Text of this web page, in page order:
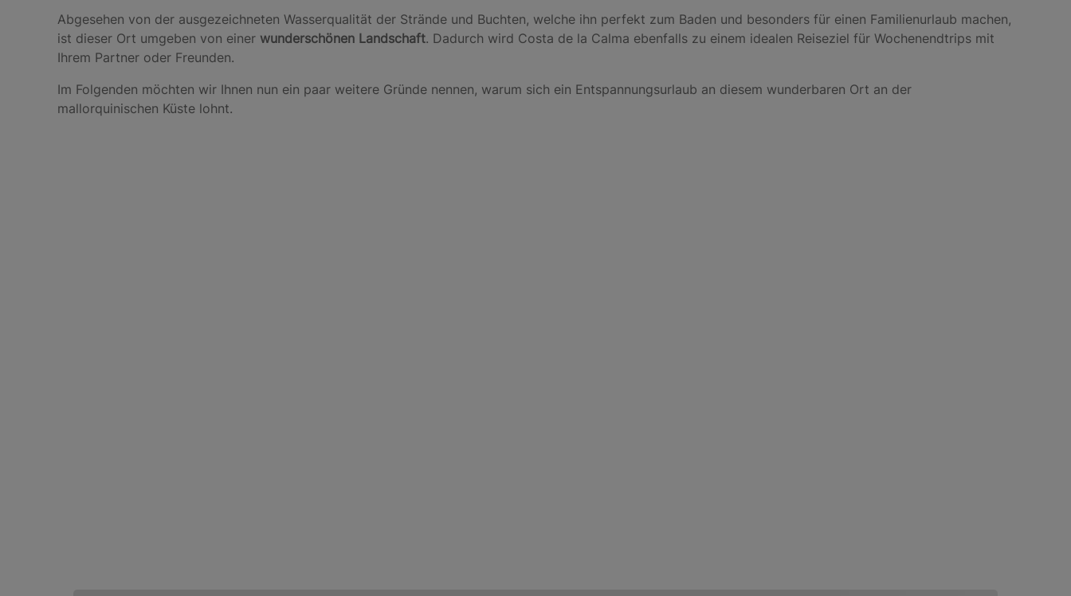
Abgesehen von der ausgezeichneten Wasserqualität der Strände und Buchten, welche ihn perfekt zum Baden und besonders für einen Familienurlaub machen,
ist dieser Ort umgeben von einer wunderschönen Landschaft. Dadurch wird Costa de la Calma ebenfalls zu einem idealen Reiseziel für Wochenendtrips mit
Ihrem Partner oder Freunden.
Im Folgenden möchten wir Ihnen nun ein paar weitere Gründe nennen, warum sich ein Entspannungsurlaub an diesem wunderbaren Ort an der
mallorquinischen Küste lohnt.